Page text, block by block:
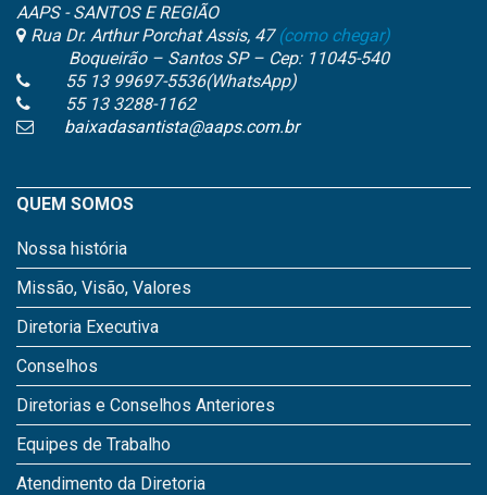
AAPS - SANTOS E REGIÃO
Rua Dr. Arthur Porchat Assis, 47(como chegar)
Boqueirão – Santos SP – Cep: 11045-540
55 13 99697-5536(WhatsApp)
55 13 3288-1162
baixadasantista@aaps.com.br
QUEM SOMOS
Nossa história
Missão, Visão, Valores
Diretoria Executiva
Conselhos
Diretorias e Conselhos Anteriores
Equipes de Trabalho
Atendimento da Diretoria